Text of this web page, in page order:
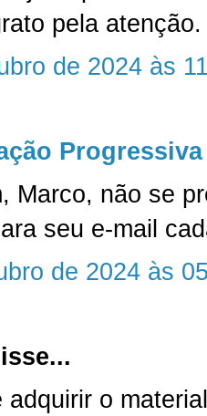
pela atenção.
de 2024 às
Progressiva
Marco, não se
seu e-mail
de 2024 às
adquirir o